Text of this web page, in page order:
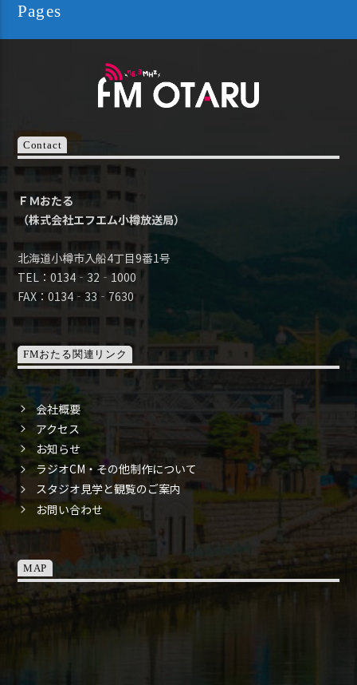
Pages
Contact
ＦＭおたる
（株式会社エフエム小樽放送局）
北海道小樽市入船4丁目9番1号
TEL：0134‐32‐1000
FAX：0134‐33‐7630
FMおたる関連リンク
会社概要
アクセス
お知らせ
ラジオCM・その他制作について
スタジオ見学と観覧のご案内
お問い合わせ
MAP